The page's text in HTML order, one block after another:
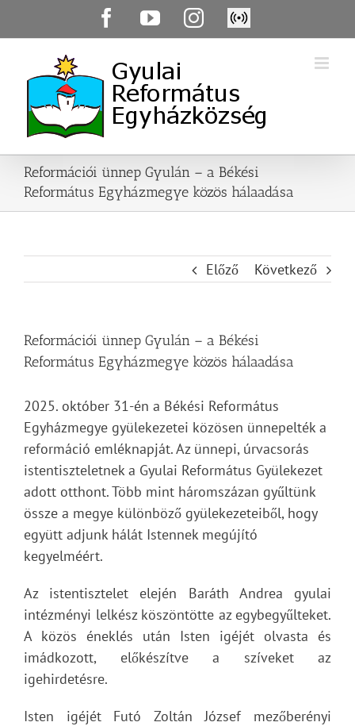
FacebookYouTubeInstagram
Élő
közvetítés
Reformációi ünnep Gyulán – a Békési
Református Egyházmegye közös hálaadása
Előző Következő
Reformációi ünnep Gyulán – a Békési
Református Egyházmegye közös hálaadása
2025. október 31-én a Békési Református
Egyházmegye gyülekezetei közösen ünnepelték a
reformáció emléknapját. Az ünnepi, úrvacsorás
istentiszteletnek a Gyulai Református Gyülekezet
adott otthont. Több mint háromszázan gyűltünk
össze a megye különböző gyülekezeteiből, hogy
együtt adjunk hálát Istennek megújító
kegyelméért.
Az istentisztelet elején Baráth Andrea gyulai
intézményi lelkész köszöntötte az egybegyűlteket.
A közös éneklés után Isten igéjét olvasta és
imádkozott, előkészítve a szíveket az
igehirdetésre.
Isten igéjét Futó Zoltán József mezőberényi